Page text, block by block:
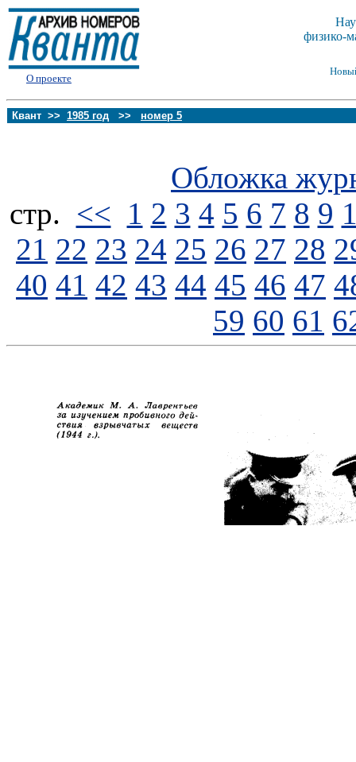
О проекте
физико-
Квант >> 1985 год >> номер 5
Обложка
стp. << 1 2 3 4 5 6 7 8 9
21 22 23 24 25 26 27 28
40 41 42 43 44 45 46 47
59 60 61